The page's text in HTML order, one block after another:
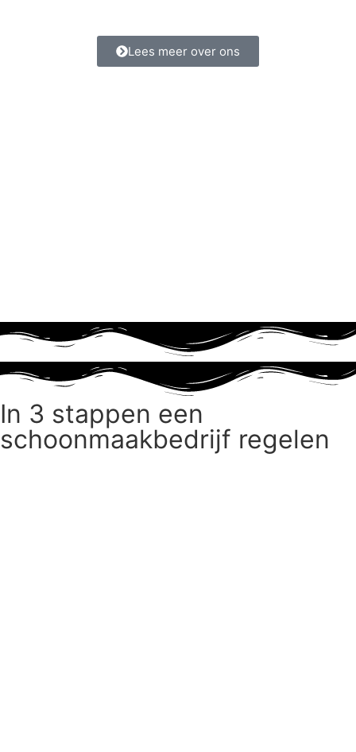
Lees meer over ons
In 3 stappen een
schoonmaakbedrijf regelen